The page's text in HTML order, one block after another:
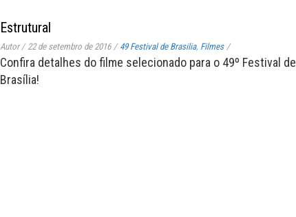
Estrutural
Autor/ 22 de setembro de 2016 / 49 Festival de Brasilia, Filmes /
Confira detalhes do filme selecionado para o 49º Festival de
Brasília!